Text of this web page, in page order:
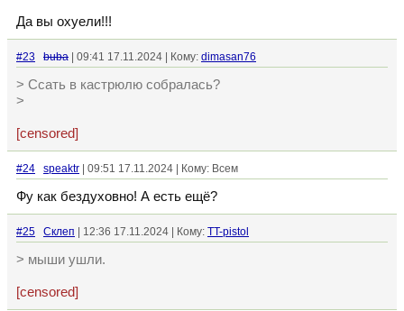
Да вы охуели!!!
#23 buba | 09:41 17.11.2024 | Кому: dimasan76
> Ссать в кастрюлю собралась?
>
[censored]
#24 speaktr | 09:51 17.11.2024 | Кому: Всем
Фу как бездуховно! А есть ещё?
#25 Склеп | 12:36 17.11.2024 | Кому: TT-pistol
> мыши ушли.
[censored]